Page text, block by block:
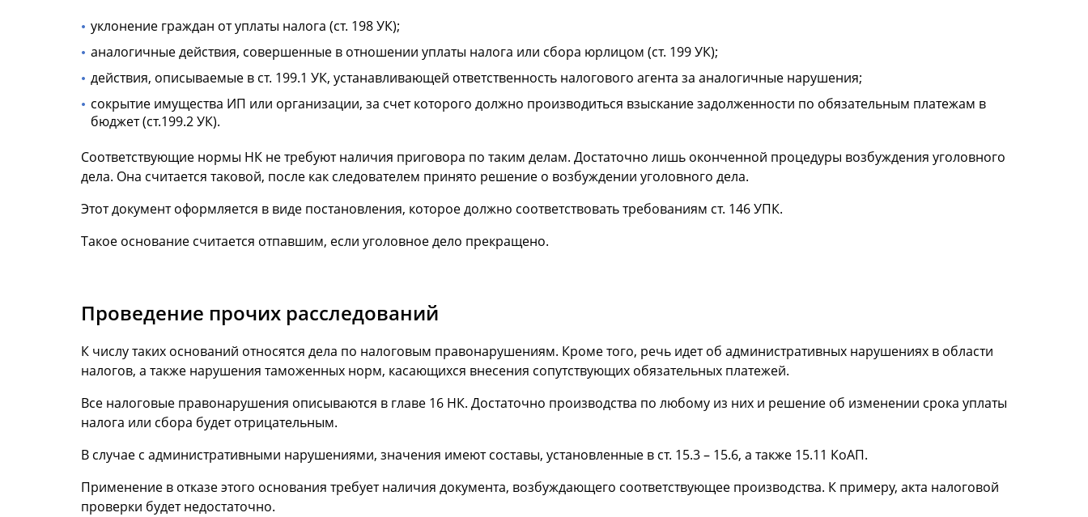
уклонение граждан от уплаты налога (ст. 198 УК);
аналогичные действия, совершенные в отношении уплаты налога или сбора юрлицом (ст. 199 УК);
действия, описываемые в ст. 199.1 УК, устанавливающей ответственность налогового агента за аналогичные нарушения;
сокрытие имущества ИП или организации, за счет которого должно производиться взыскание задолженности по обязательным платежам в
бюджет (ст.199.2 УК).
Соответствующие нормы НК не требуют наличия приговора по таким делам. Достаточно лишь оконченной процедуры возбуждения уголовного
дела. Она считается таковой, после как следователем принято решение о возбуждении уголовного дела.
Этот документ оформляется в виде постановления, которое должно соответствовать требованиям ст. 146 УПК.
Такое основание считается отпавшим, если уголовное дело прекращено.
Проведение прочих расследований
К числу таких оснований относятся дела по налоговым правонарушениям. Кроме того, речь идет об административных нарушениях в области
налогов, а также нарушения таможенных норм, касающихся внесения сопутствующих обязательных платежей.
Все налоговые правонарушения описываются в главе 16 НК. Достаточно производства по любому из них и решение об изменении срока уплаты
налога или сбора будет отрицательным.
В случае с административными нарушениями, значения имеют составы, установленные в ст. 15.3 – 15.6, а также 15.11 КоАП.
Применение в отказе этого основания требует наличия документа, возбуждающего соответствующее производства. К примеру, акта налоговой
проверки будет недостаточно.